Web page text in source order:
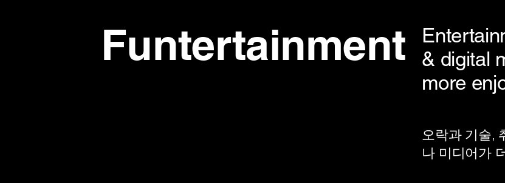
Funtertainment
& digital
more
오락과 기술,
나 미디어가